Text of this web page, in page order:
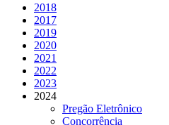
2018
2017
2019
2020
2021
2022
2023
2024
Pregão Eletrônico
Concorrência